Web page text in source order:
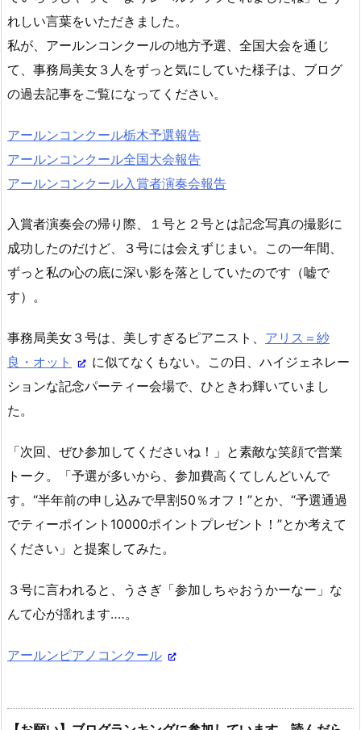
れしい言葉をいただきました。
私が、アールンコンクールの地方予選、全国大会を通じ
て、事務局美女３人をずっと気にしていた様子は、ブログ
の過去記事をご覧になってください。
アールンコンクール栃木予選報告
アールンコンクール全国大会報告
アールンコンクール入賞者演奏会報告
入賞者演奏会の帰り際、１号と２号とは記念写真の撮影に
成功したのだけど、３号には会えずじまい。この一年間、
ずっと私の心の底に深い影を落としていたのです（嘘で
す）。
事務局美女３号は、美しすぎるピアニスト、 アリス＝紗
良・オット
に似てなくもない。この日、ハイジェネレー
ションな記念パーティー会場で、ひときわ輝いていまし
た。
「次回、ぜひ参加してくださいね！」と素敵な笑顔で営業
トーク。「予選が多いから、参加費高くてしんどいんで
す。“半年前の申し込みで早割50％オフ！”とか、“予選通過
でティーポイント10000ポイントプレゼント！”とか考えて
ください」と提案してみた。
３号に言われると、うさぎ「参加しちゃおうかーなー」な
んて心が揺れます‥‥。
アールンピアノコンクール